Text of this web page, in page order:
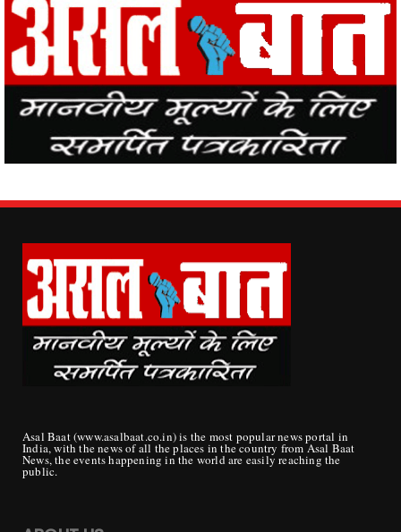
Asal Baat (www.asalbaat.co.in) is the most popular news portal in
ABOUT US